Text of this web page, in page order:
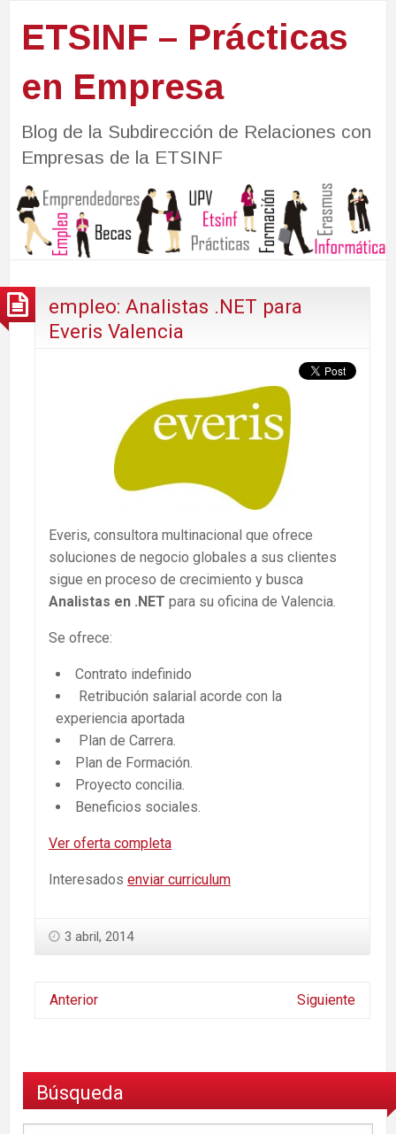
ETSINF – Prácticas
en Empresa
Blog de la Subdirección de Relaciones con
Empresas de la ETSINF
empleo: Analistas .NET para
Everis Valencia
Everis, consultora multinacional que ofrece
soluciones de negocio globales a sus clientes
sigue en proceso de crecimiento y busca
Analistas en .NET para su oficina de Valencia.
Se ofrece:
Contrato indefinido
Retribución salarial acorde con la
experiencia aportada
Plan de Carrera.
Plan de Formación.
Proyecto concilia.
Beneficios sociales.
Ver oferta completa
Interesados enviar curriculum
3 abril, 2014
Anterior Siguiente
Búsqueda